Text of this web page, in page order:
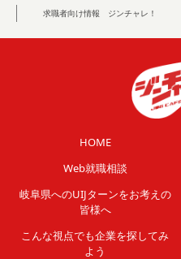
求職者向け情報 ジンチャレ！
HOME
Web就職相談
岐阜県へのUIJターンをお考えの
皆様へ
こんな視点でも企業を探してみ
よう